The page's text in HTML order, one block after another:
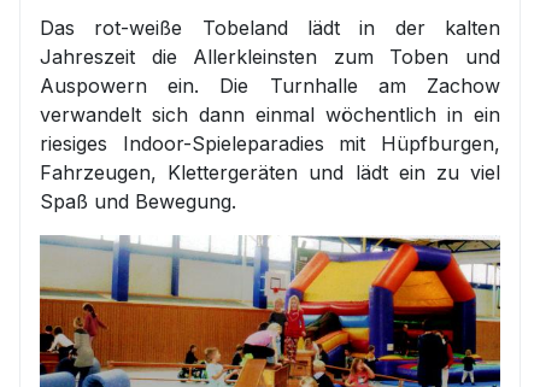
Das rot-weiße Tobeland lädt in der kalten
Jahreszeit die Allerkleinsten zum Toben und
Auspowern ein. Die Turnhalle am Zachow
verwandelt sich dann einmal wöchentlich in ein
riesiges Indoor-Spieleparadies mit Hüpfburgen,
Fahrzeugen, Klettergeräten und lädt ein zu viel
Spaß und Bewegung.